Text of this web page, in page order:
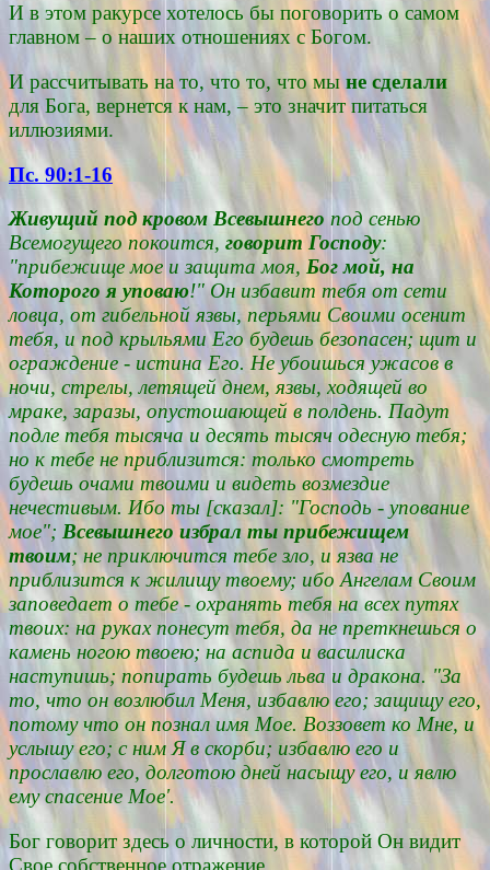
И в этом ракурсе хотелось бы поговорить о самом
главном – о наших отношениях с Богом.
И рассчитывать на то, что то, что мыне сделали
для Бога, вернется к нам, – это значит питаться
иллюзиями.
Пс. 90:1-16
Живущий под кровом Всевышнего под сенью
Всемогущего покоится, говорит Господу:
"прибежище мое и защита моя,Бог мой, на
Которого я уповаю!" Он избавит тебя от сети
ловца, от гибельной язвы, перьями Своими осенит
тебя, и под крыльями Его будешь безопасен; щит и
ограждение - истина Его. Не убоишься ужасов в
ночи, стрелы, летящей днем, язвы, ходящей во
мраке, заразы, опустошающей в полдень. Падут
подле тебя тысяча и десять тысяч одесную тебя;
но к тебе не приблизится: только смотреть
будешь очами твоими и видеть возмездие
нечестивым. Ибо ты [сказал]: "Господь - упование
мое"; Всевышнего избрал ты прибежищем
твоим; не приключится тебе зло, и язва не
приблизится к жилищу твоему; ибо Ангелам Своим
заповедает о тебе - охранять тебя на всех путях
твоих: на руках понесут тебя, да не преткнешься о
камень ногою твоею; на аспида и василиска
наступишь; попирать будешь льва и дракона. "За
то, что он возлюбил Меня, избавлю его; защищу его,
потому что он познал имя Мое. Воззовет ко Мне, и
услышу его; с ним Я в скорби; избавлю его и
прославлю его, долготою дней насыщу его, и явлю
ему спасение Мое'.
Бог говорит здесь о личности, в которой Он видит
Свое собственное отражение.